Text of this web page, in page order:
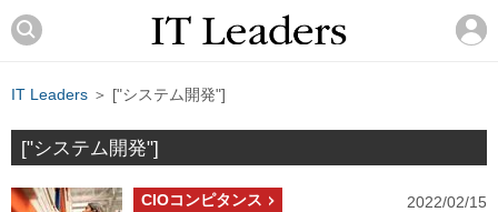
IT Leaders ＞ ["システム開発"]
["システム開発"]
CIOコンピタンス 2022/02/15